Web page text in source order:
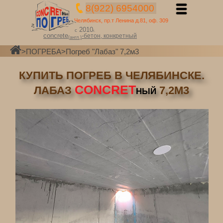
Челябинск, пр.т Ленина д.81, оф. 309
с 2010г.
concrete(англ.)-бетон, конкретный
>ПОГРЕБА>Погреб "Лабаз" 7,2м3
КУПИТЬ ПОГРЕБ В ЧЕЛЯБИНСКЕ.
ЛАБАЗCONCRETНЫЙ7,2М3
8(922) 6954000